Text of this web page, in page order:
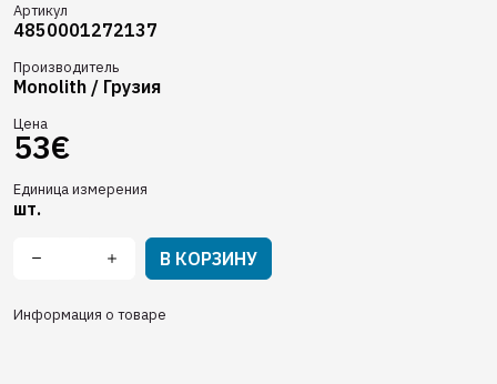
Артикул
4850001272137
Производитель
Monolith / Грузия
Цена
53€
Единица измерения
шт.
В КОРЗИНУ
Информация о товаре